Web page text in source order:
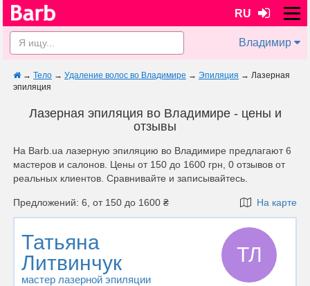
RU
Владимир
→ Тело → Удаление волос во Владимире → Эпиляция → Лазерная
эпиляция
Лазерная эпиляция во Владимире - цены и
отзывы
На Barb.ua лазерную эпиляцию во Владимире предлагают 6
мастеров и салонов. Цены от 150 до 1600 грн, 0 отзывов от
реальных клиентов. Сравнивайте и записывайтесь.
Предложений: 6, от 150 до 1600 ₴ На карте
Татьяна
Литвинчук
мастер лазерной эпиляции
ТЛ